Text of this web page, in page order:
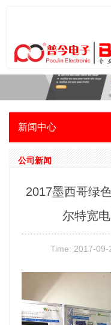
新闻中心
公司新闻
2017墨西哥绿
尔特宽
Time: 2017-09-